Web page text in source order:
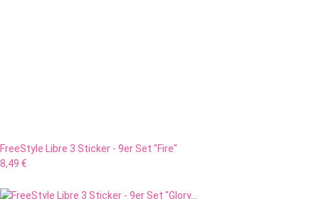
FreeStyle Libre 3 Sticker - 9er Set "Fire"
8,49 €